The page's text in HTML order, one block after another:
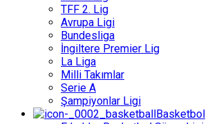
TFF 2. Lig
Avrupa Ligi
Bundesliga
İngiltere Premier Lig
La Liga
Milli Takımlar
Serie A
Şampiyonlar Ligi
Basketbol